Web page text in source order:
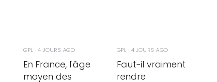
GPL · 4 JOURS AGO
En France, l'âge
moyen des
GPL · 4 JOURS AGO
Faut-il vraiment
rendre